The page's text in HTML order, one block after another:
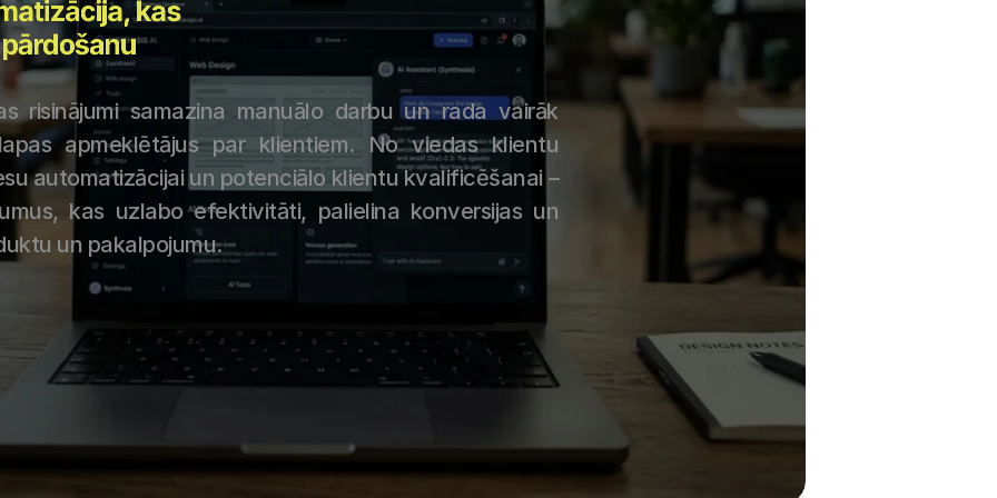
kas
risinājumi samazina manuālo darbu un rada vairāk
apmeklētājus par klientiem. No viedas klientu
automatizācijai un potenciālo klientu kvalificēšanai –
kas uzlabo efektivitāti, palielina konversijas un
un pakalpojumu.